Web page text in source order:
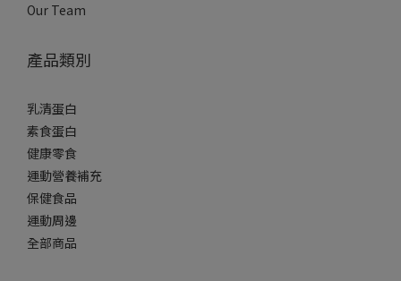
Our Team
產品類別
乳清蛋白
素食蛋白
健康零食
運動營養補充
保健食品
運動周邊
全部商品